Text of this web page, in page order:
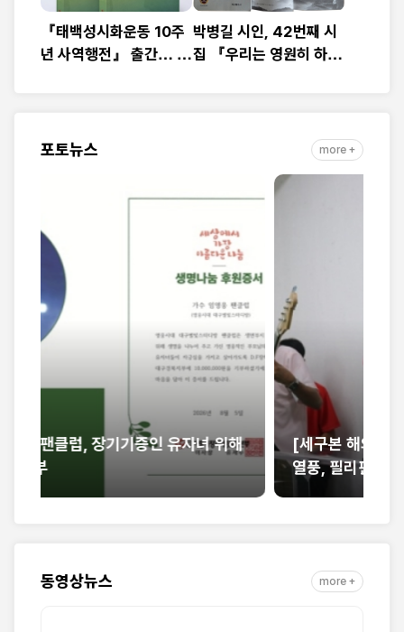
『태백성시화운동 10주
년 사역행전』 출간… 교
박병길 시인, 42번째 시
집 『우리는 영원히 하
포토뉴스 more +
[세구본 해외 - 필리핀 최종] 뜨거운 말씀의
동영상뉴스 more +